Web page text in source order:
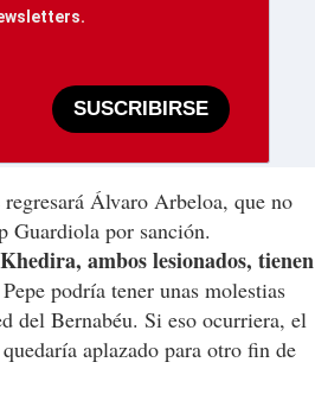
SUSCRIBIRSE
Álvaro Arbeloa, que no
Guardiola por sanción.
ambos lesionados, tienen
podría tener unas molestias
del Bernabéu. Si eso ocurriera, el
aplazado para otro fin de